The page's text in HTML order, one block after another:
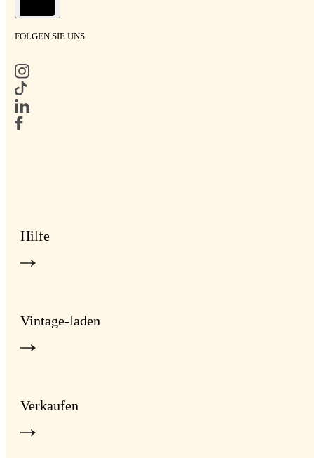
FOLGEN SIE UNS
Hilfe
Vintage-laden
Verkaufen